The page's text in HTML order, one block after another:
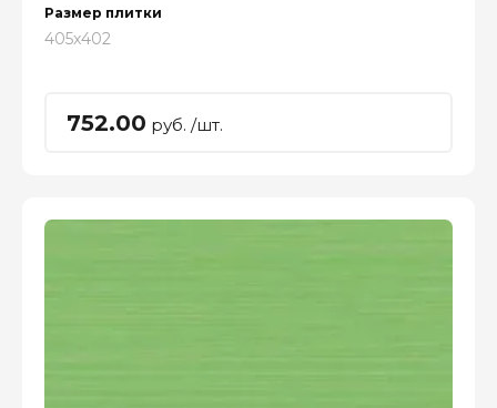
Размер плитки
405x402
752.00 руб. /шт.